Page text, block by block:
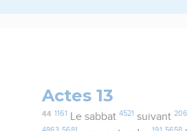
Actes 13
44 1161 Le sabbat 4521 suivant